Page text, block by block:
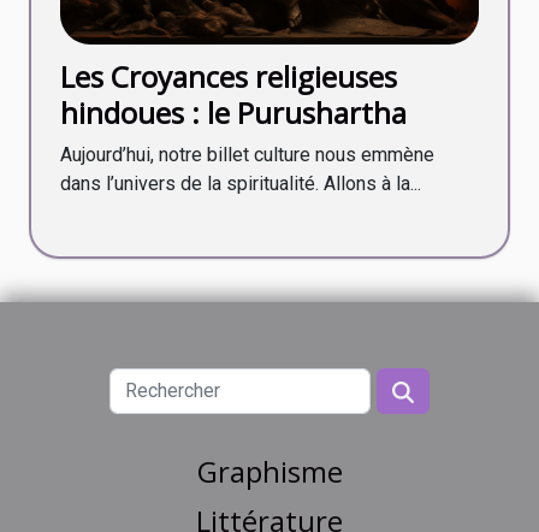
Les Croyances religieuses
hindoues : le Purushartha
Aujourd’hui, notre billet culture nous emmène
dans l’univers de la spiritualité. Allons à la...
Graphisme
Littérature